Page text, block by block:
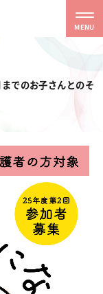
MENU
でのお子さんとのそ